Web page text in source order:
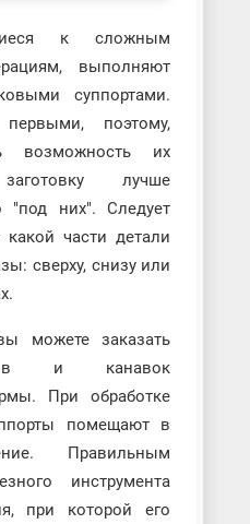
к сложным
выполняют
суппортами.
первыми, поэтому,
возможность их
лучше
"под них". Следует
части детали
сверху, снизу или
можете заказать
и канавок
При обработке
помещают в
Правильным
инструмента
при которой его